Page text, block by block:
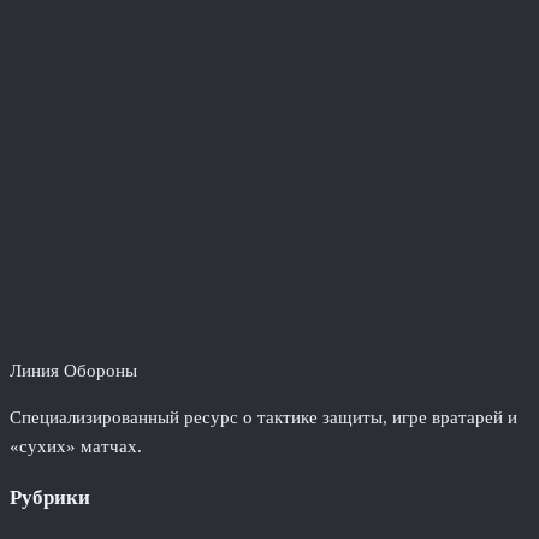
Линия Обороны
Специализированный ресурс о тактике защиты, игре вратарей и
«сухих» матчах.
Рубрики